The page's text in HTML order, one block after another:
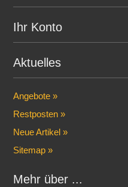
Ihr Konto
Aktuelles
Angebote »
Restposten »
Neue Artikel »
Sitemap »
Mehr über ...